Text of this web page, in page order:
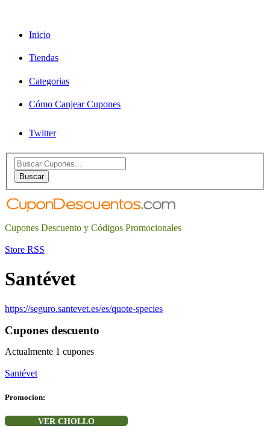
Inicio
Tiendas
Categorias
Cómo Canjear Cupones
Twitter
Search
for:Buscar
Cupones Descuento y Códigos Promocionales
Store RSS
Santévet
https://seguro.santevet.es/es/quote-species
Cupones descuento
Actualmente 1 cupones
Santévet
Promocion:
VER CHOLLO